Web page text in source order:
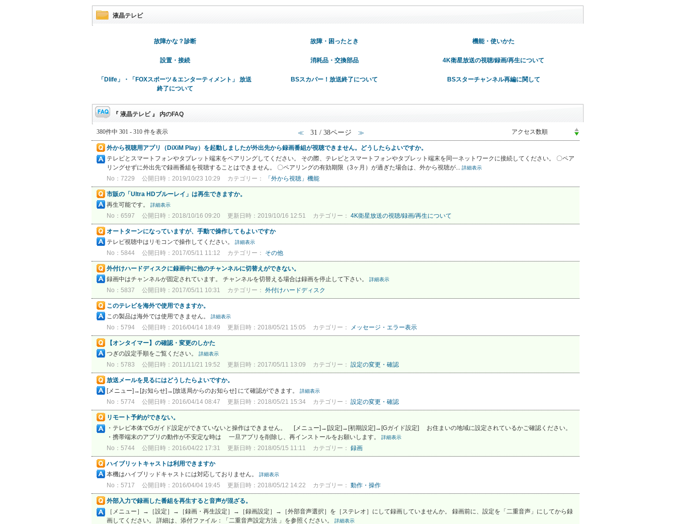
液晶テレビ
故障かな？診断 故障・困ったとき 機能・使いかた
設置・接続 消耗品・交換部品 4K衛星放送の視聴/録画/再生について
「Dlife」・「FOXスポーツ＆エンターティメント」 放送
終了について
BSスカパー！放送終了について BSスターチャンネル再編に関して
『 液晶テレビ 』 内のFAQ
380件中 301 - 310 件を表示 ≪ 31 / 38ページ ≫
外から視聴用アプリ（DiXiM Play）を起動しましたが外出先から録画番組が視聴できません。どうしたらよいですか。
テレビとスマートフォンやタブレット端末をペアリングしてください。 その際、テレビとスマートフォンやタブレット端末を同一ネットワークに接続してください。 〇ペア
リングせずに外出先で録画番組を視聴することはできません。 〇ペアリングの有効期限（3ヶ月）が過ぎた場合は、外から視聴が... 詳細表示
No：7229 公開日時：2019/10/23 10:29 カテゴリー： 「外から視聴」機能
市販の「Ultra HDブルーレイ」は再生できますか。
再生可能です。
詳細表示
No：6597 公開日時：2018/10/16 09:20 更新日時：2019/10/16 12:51 カテゴリー： 4K衛星放送の視聴/録画/再生について
オートターンになっていますが、手動で操作してもよいですか
テレビ視聴中はリモコンで操作してください。
詳細表示
No：5844 公開日時：2017/05/11 11:12 カテゴリー： その他
外付けハードディスクに録画中に他のチャンネルに切替えができない。
録画中はチャンネルが固定されています。 チャンネルを切替える場合は録画を停止して下さい。
詳細表示
No：5837 公開日時：2017/05/11 10:31 カテゴリー： 外付けハードディスク
このテレビを海外で使用できますか。
この製品は海外では使用できません。
詳細表示
No：5794 公開日時：2016/04/14 18:49 更新日時：2018/05/21 15:05 カテゴリー： メッセージ・エラー表示
【オンタイマー】の確認・変更のしかた
つぎの設定手順をご覧ください。
詳細表示
No：5783 公開日時：2011/11/21 19:52 更新日時：2017/05/11 13:09 カテゴリー： 設定の変更・確認
放送メールを見るにはどうしたらよいですか。
[メニュー]→[お知らせ]→[放送局からのお知らせ] にて確認ができます。
詳細表示
No：5774 公開日時：2016/04/14 08:47 更新日時：2018/05/21 15:34 カテゴリー： 設定の変更・確認
リモート予約ができない。
・テレビ本体でGガイド設定ができていないと操作はできません。 [メニュー]→[設定]→[初期設定]→[Gガイド設定] お住まいの地域に設定されているかご確認ください。
・携帯端末のアプリの動作が不安定な時は 一旦アプリを削除し、再インストールをお願いします。
詳細表示
No：5744 公開日時：2016/04/22 17:31 更新日時：2018/05/15 11:11 カテゴリー： 録画
ハイブリットキャストは利用できますか
本機はハイブリッドキャストには対応しておりません。
詳細表示
No：5717 公開日時：2016/04/04 19:45 更新日時：2018/05/12 14:22 カテゴリー： 動作・操作
外部入力で録画した番組を再生すると音声が混ざる。
［メニュー］→［設定］→［録画・再生設定］→［録画設定］→［外部音声選択］を［ステレオ］にして録画していませんか。 録画前に、設定を「二重音声」にしてから録
画してください。 詳細は、添付ファイル：「二重音声設定方法 」を参照ください。
詳細表示